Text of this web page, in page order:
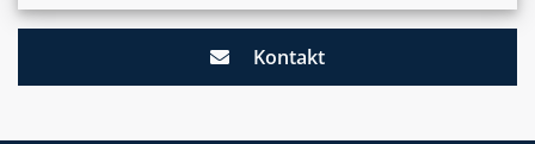
Kontakt